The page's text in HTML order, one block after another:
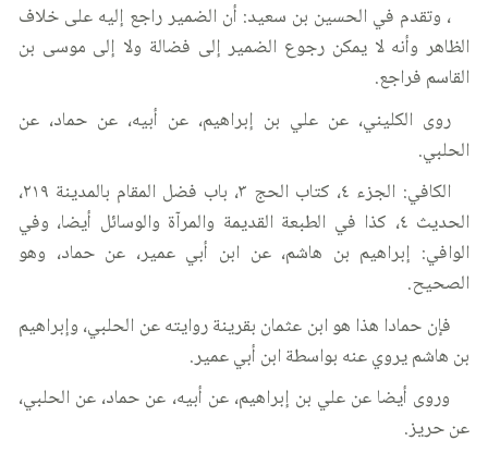
، وتقدم في الحسين بن سعيد: أن الضمير راجع إليه على خلاف
الظاهر وأنه لا يمكن رجوع الضمير إلى فضالة ولا إلى موسى بن
القاسم فراجع.
روى الكليني، عن علي بن إبراهيم، عن أبيه، عن حماد، عن
الحلبي.
الكافي: الجزء ٤، كتاب الحج ٣، باب فضل المقام بالمدينة ٢١٩،
الحديث ٤، كذا في الطبعة القديمة والمرآة والوسائل أيضا، وفي
الوافي: إبراهيم بن هاشم، عن ابن أبي عمير، عن حماد، وهو
الصحيح.
فإن حمادا هذا هو ابن عثمان بقرينة روايته عن الحلبي، وإبراهيم
بن هاشم يروي عنه بواسطة ابن أبي عمير.
وروى أيضا عن علي بن إبراهيم، عن أبيه، عن حماد، عن الحلبي،
عن حريز.